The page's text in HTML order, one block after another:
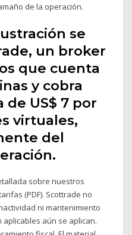
de la operación.
se
un broker
que cuenta
y cobra
US$ 7 por
virtuales,
del
sobre nuestros
(PDF). Scottrade no
ni mantenimiento
aún se aplican.